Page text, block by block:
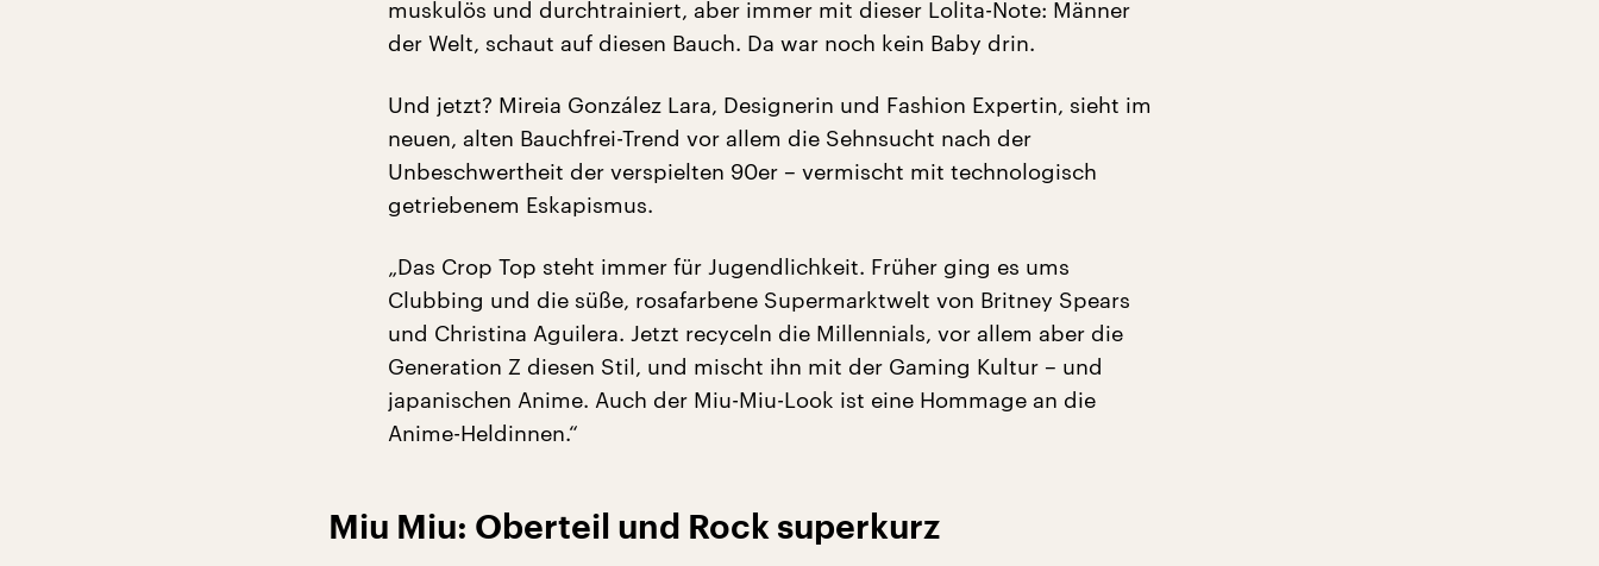
muskulös und durchtrainiert, aber immer mit dieser Lolita-Note: Männer
der Welt, schaut auf diesen Bauch. Da war noch kein Baby drin.
Und jetzt? Mireia González Lara, Designerin und Fashion Expertin, sieht im
neuen, alten Bauchfrei-Trend vor allem die Sehnsucht nach der
Unbeschwertheit der verspielten 90er – vermischt mit technologisch
getriebenem Eskapismus.
„Das Crop Top steht immer für Jugendlichkeit. Früher ging es ums
Clubbing und die süße, rosafarbene Supermarktwelt von Britney Spears
und Christina Aguilera. Jetzt recyceln die Millennials, vor allem aber die
Generation Z diesen Stil, und mischt ihn mit der Gaming Kultur – und
japanischen Anime. Auch der Miu-Miu-Look ist eine Hommage an die
Anime-Heldinnen.“
Miu Miu: Oberteil und Rock superkurz